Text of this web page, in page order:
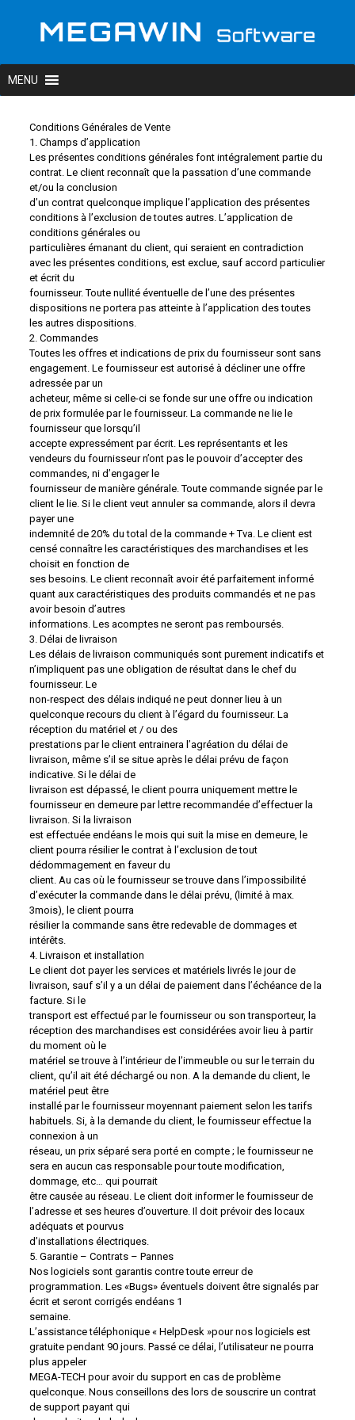
Conditions Générales de Vente
1. Champs d’application
Les présentes conditions générales font intégralement partie du
contrat. Le client reconnaît que la passation d’une commande
et/ou la conclusion
d’un contrat quelconque implique l’application des présentes
conditions à l’exclusion de toutes autres. L’application de
conditions générales ou
particulières émanant du client, qui seraient en contradiction
avec les présentes conditions, est exclue, sauf accord particulier
et écrit du
fournisseur. Toute nullité éventuelle de l’une des présentes
dispositions ne portera pas atteinte à l’application des toutes
les autres dispositions.
2. Commandes
Toutes les offres et indications de prix du fournisseur sont sans
engagement. Le fournisseur est autorisé à décliner une offre
adressée par un
acheteur, même si celle-ci se fonde sur une offre ou indication
de prix formulée par le fournisseur. La commande ne lie le
fournisseur que lorsqu’il
accepte expressément par écrit. Les représentants et les
vendeurs du fournisseur n’ont pas le pouvoir d’accepter des
commandes, ni d’engager le
fournisseur de manière générale. Toute commande signée par le
client le lie. Si le client veut annuler sa commande, alors il devra
payer une
indemnité de 20% du total de la commande + Tva. Le client est
censé connaître les caractéristiques des marchandises et les
choisit en fonction de
ses besoins. Le client reconnaît avoir été parfaitement informé
quant aux caractéristiques des produits commandés et ne pas
avoir besoin d’autres
informations. Les acomptes ne seront pas remboursés.
3. Délai de livraison
Les délais de livraison communiqués sont purement indicatifs et
n’impliquent pas une obligation de résultat dans le chef du
fournisseur. Le
non-respect des délais indiqué ne peut donner lieu à un
quelconque recours du client à l’égard du fournisseur. La
réception du matériel et / ou des
prestations par le client entrainera l’agréation du délai de
livraison, même s’il se situe après le délai prévu de façon
indicative. Si le délai de
livraison est dépassé, le client pourra uniquement mettre le
fournisseur en demeure par lettre recommandée d’effectuer la
livraison. Si la livraison
est effectuée endéans le mois qui suit la mise en demeure, le
client pourra résilier le contrat à l’exclusion de tout
dédommagement en faveur du
client. Au cas où le fournisseur se trouve dans l’impossibilité
d’exécuter la commande dans le délai prévu, (limité à max.
3mois), le client pourra
résilier la commande sans être redevable de dommages et
intérêts.
4. Livraison et installation
Le client dot payer les services et matériels livrés le jour de
livraison, sauf s’il y a un délai de paiement dans l’échéance de la
facture. Si le
transport est effectué par le fournisseur ou son transporteur, la
réception des marchandises est considérées avoir lieu à partir
du moment où le
matériel se trouve à l’intérieur de l’immeuble ou sur le terrain du
client, qu’il ait été déchargé ou non. A la demande du client, le
matériel peut être
installé par le fournisseur moyennant paiement selon les tarifs
habituels. Si, à la demande du client, le fournisseur effectue la
connexion à un
réseau, un prix séparé sera porté en compte ; le fournisseur ne
sera en aucun cas responsable pour toute modification,
dommage, etc… qui pourrait
être causée au réseau. Le client doit informer le fournisseur de
l’adresse et ses heures d’ouverture. Il doit prévoir des locaux
adéquats et pourvus
d’installations électriques.
5. Garantie – Contrats – Pannes
Nos logiciels sont garantis contre toute erreur de
programmation. Les «Bugs» éventuels doivent être signalés par
écrit et seront corrigés endéans 1
semaine.
L’assistance téléphonique « HelpDesk »pour nos logiciels est
gratuite pendant 90 jours. Passé ce délai, l’utilisateur ne pourra
plus appeler
MEGA-TECH pour avoir du support en cas de problème
quelconque. Nous conseillons des lors de souscrire un contrat
de support payant qui